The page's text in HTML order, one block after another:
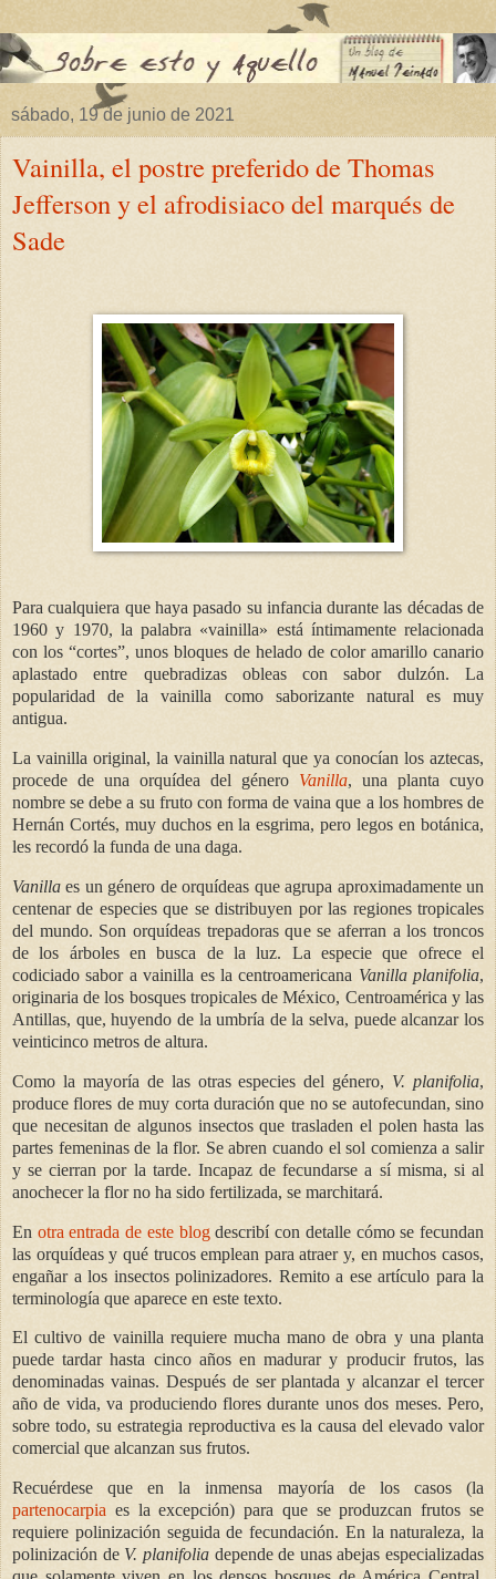
sábado, 19 de junio de 2021
Vainilla, el postre preferido de Thomas
Jefferson y el afrodisiaco del marqués de
Sade
Para cualquiera que haya pasado su infancia durante las décadas de
1960 y 1970, la palabra «vainilla» está íntimamente relacionada
con los “cortes”, unos bloques de helado de color amarillo canario
aplastado entre quebradizas obleas con sabor dulzón. La
popularidad de la vainilla como saborizante natural es muy
antigua.
La vainilla original, la vainilla natural que ya conocían los aztecas,
procede de una orquídea del género Vanilla, una planta cuyo
nombre se debe a su fruto con forma de vaina que a los hombres de
Hernán Cortés, muy duchos en la esgrima, pero legos en botánica,
les recordó la funda de una daga.
Vanillaes un género de orquídeas que agrupa aproximadamente un
centenar de especies que se distribuyen por las regiones tropicales
del mundo. Son orquídeas trepadoras que se aferran a los troncos
de los árboles en busca de la luz. La especie que ofrece el
codiciado sabor a vainilla es la centroamericana Vanilla planifolia,
originaria de los bosques tropicales de México, Centroamérica y las
Antillas, que, huyendo de la umbría de la selva, puede alcanzar los
veinticinco metros de altura.
Como la mayoría de las otras especies del género, V. planifolia,
produce flores de muy corta duración que no se autofecundan, sino
que necesitan de algunos insectos que trasladen el polen hasta las
partes femeninas de la flor. Se abren cuando el sol comienza a salir
y se cierran por la tarde. Incapaz de fecundarse a sí misma, si al
anochecer la flor no ha sido fertilizada, se marchitará.
En otra entrada de este blogdescribí con detalle cómo se fecundan
las orquídeas y qué trucos emplean para atraer y, en muchos casos,
engañar a los insectos polinizadores. Remito a ese artículo para la
terminología que aparece en este texto.
El cultivo de vainilla requiere mucha mano de obra y una planta
puede tardar hasta cinco años en madurar y producir frutos, las
denominadas vainas. Después de ser plantada y alcanzar el tercer
año de vida, va produciendo flores durante unos dos meses. Pero,
sobre todo, su estrategia reproductiva es la causa del elevado valor
comercial que alcanzan sus frutos.
Recuérdese que en la inmensa mayoría de los casos (la
partenocarpia es la excepción) para que se produzcan frutos se
requiere polinización seguida de fecundación. En la naturaleza, la
polinización de V. planifoliadepende de unas abejas especializadas